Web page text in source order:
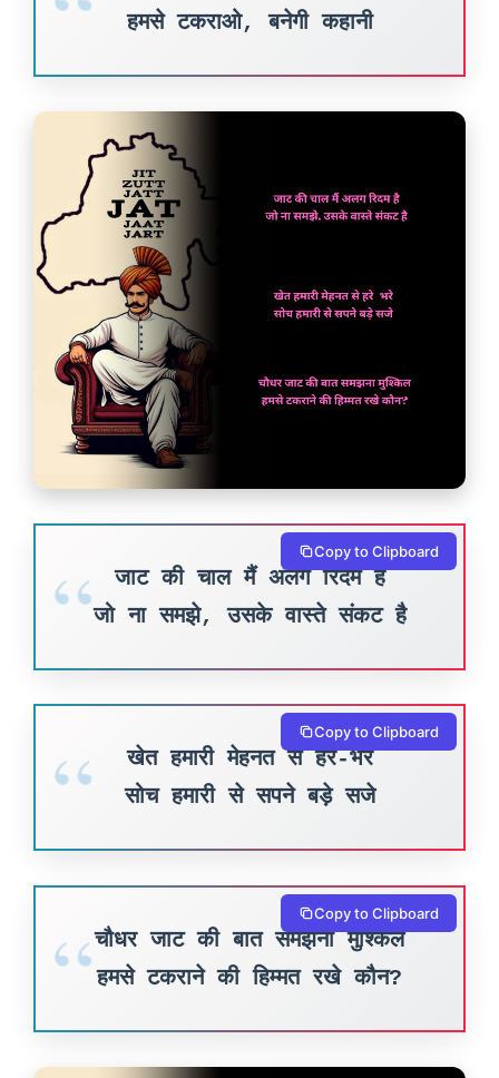
हमसे टकराओ, बनेगी कहानी
जाट की चाल मैं अलग रिदम है
जो ना समझे, उसके वास्ते संकट है
Copy to Clipboard
खेत हमारी मेहनत से हरे-भरे
सोच हमारी से सपने बड़े सजे
Copy to Clipboard
चौधर जाट की बात समझना मुश्किल
हमसे टकराने की हिम्मत रखे कौन?
Copy to Clipboard